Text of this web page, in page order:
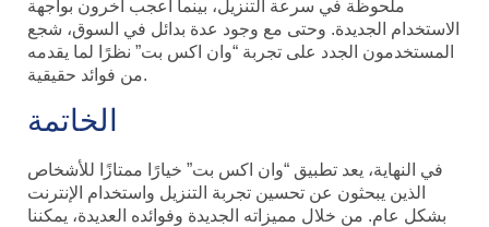
ملحوظة في سرعة التنزيل، بينما أعجب آخرون بواجهة
الاستخدام الجديدة. وحتى مع وجود عدة بدائل في السوق، شجع
المستخدمون الجدد على تجربة “وان اكس بت” نظرًا لما يقدمه
من فوائد حقيقية.
الخاتمة
في النهاية، يعد تطبيق “وان اكس بت” خيارًا ممتازًا للأشخاص
الذين يبحثون عن تحسين تجربة التنزيل واستخدام الإنترنت
بشكل عام. من خلال مميزاته الجديدة وفوائده العديدة، يمكننا